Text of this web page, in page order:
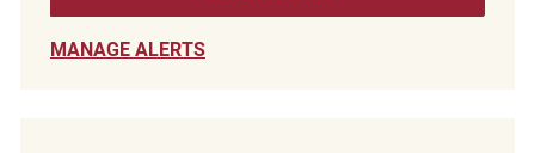
MANAGE ALERTS